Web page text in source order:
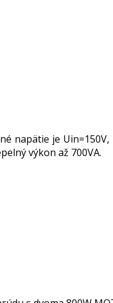
napätie je
výkon až 700VA.